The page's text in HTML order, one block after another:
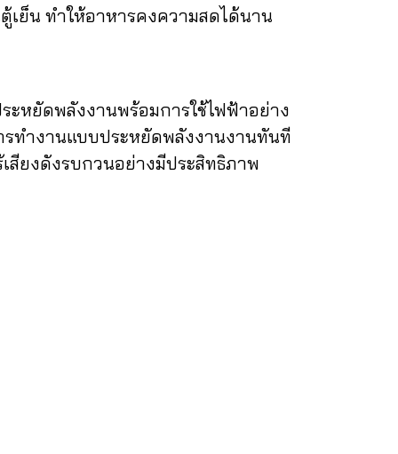
ย็น ทำให้อาหารคงความสดได้นาน
ะหยัดพลังงานพร้อมการใช้ไฟฟ้าอย่าง
รทำงานแบบประหยัดพลังงานงานทันที
สียงดังรบกวนอย่างมีประสิทธิภาพ